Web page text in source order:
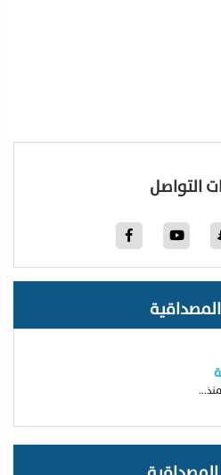
التواصل